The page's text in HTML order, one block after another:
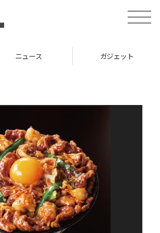
toggle
ニュース ガジェット